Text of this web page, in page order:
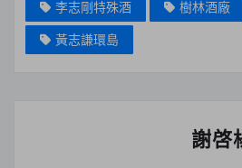
李志剛特殊酒
樹林酒廠
黃志謙環島
謝啓